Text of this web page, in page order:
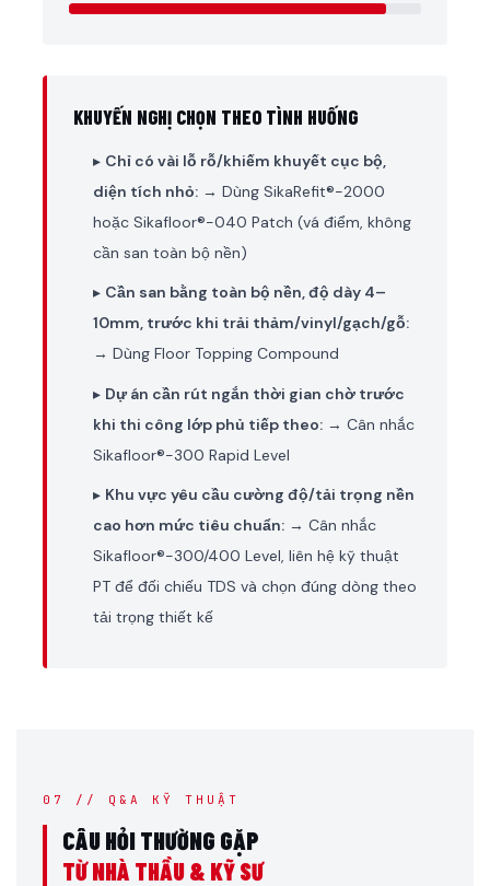
KHUYẾN NGHỊ CHỌN THEO TÌNH HUỐNG
▸ Chỉ có vài lỗ rỗ/khiếm khuyết cục bộ,
diện tích nhỏ: → Dùng SikaRefit®-2000
hoặc Sikafloor®-040 Patch (vá điểm, không
cần san toàn bộ nền)
▸ Cần san bằng toàn bộ nền, độ dày 4–
10mm, trước khi trải thảm/vinyl/gạch/gỗ:
→ Dùng Floor Topping Compound
▸ Dự án cần rút ngắn thời gian chờ trước
khi thi công lớp phủ tiếp theo: → Cân nhắc
Sikafloor®-300 Rapid Level
▸ Khu vực yêu cầu cường độ/tải trọng nền
cao hơn mức tiêu chuẩn: → Cân nhắc
Sikafloor®-300/400 Level, liên hệ kỹ thuật
PT để đối chiếu TDS và chọn đúng dòng theo
tải trọng thiết kế
07 // Q&A KỸ THUẬT
CÂU HỎI THƯỜNG GẶP
TỪ NHÀ THẦU & KỸ SƯ